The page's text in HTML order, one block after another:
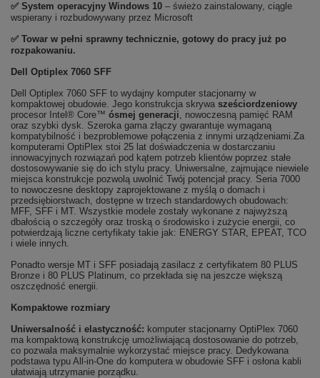
✅ System operacyjny Windows 10 – świeżo zainstalowany, ciągle
wspierany i rozbudowywany przez Microsoft
✅ Towar w pełni sprawny technicznie, gotowy do pracy już po
rozpakowaniu.
Dell Optiplex 7060 SFF
Dell Optiplex 7060 SFF to wydajny komputer stacjonarny w
kompaktowej obudowie. Jego konstrukcja skrywa sześciordzeniowy
procesor Intel® Core™ ósmej generacji, nowoczesną pamięć RAM
oraz szybki dysk. Szeroka gama złączy gwarantuje wymaganą
kompatybilność i bezproblemowe połączenia z innymi urządzeniami.Za
komputerami OptiPlex stoi 25 lat doświadczenia w dostarczaniu
innowacyjnych rozwiązań pod kątem potrzeb klientów poprzez stałe
dostosowywanie się do ich stylu pracy. Uniwersalne, zajmujące niewiele
miejsca konstrukcje pozwolą uwolnić Twój potencjał pracy. Seria 7000
to nowoczesne desktopy zaprojektowane z myślą o domach i
przedsiębiorstwach, dostępne w trzech standardowych obudowach:
MFF, SFF i MT. Wszystkie modele zostały wykonane z najwyższą
dbałością o szczegóły oraz troską o środowisko i zużycie energii, co
potwierdzają liczne certyfikaty takie jak: ENERGY STAR, EPEAT, TCO
i wiele innych.
Ponadto wersje MT i SFF posiadają zasilacz z certyfikatem 80 PLUS
Bronze i 80 PLUS Platinum, co przekłada się na jeszcze większą
oszczędność energii.
Kompaktowe rozmiary
Uniwersalność i elastyczność: komputer stacjonarny OptiPlex 7060
ma kompaktową konstrukcję umożliwiającą dostosowanie do potrzeb,
co pozwala maksymalnie wykorzystać miejsce pracy. Dedykowana
podstawa typu All-in-One do komputera w obudowie SFF i osłona kabli
ułatwiają utrzymanie porządku.